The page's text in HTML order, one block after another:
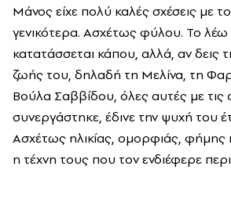
Μάνος είχε πολύ καλές σχέσεις με
γενικότερα. Ασχέτως φύλου. Το λέω
κατατάσσεται κάπου, αλλά, αν δεις
ζωής του, δηλαδή τη Μελίνα, τη
Βούλα Σαββίδου, όλες αυτές με τις
συνεργάστηκε, έδινε την ψυχή του
Ασχέτως ηλικίας, ομορφιάς, φήμης
η τέχνη τους που τον ενδιέφερε